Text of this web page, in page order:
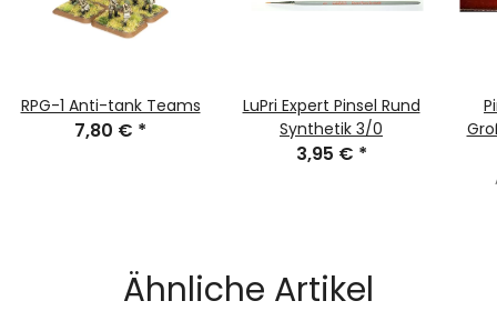
RPG-1 Anti-tank Teams
7,80 € *
LuPri Expert Pinsel Rund
Synthetik 3/0
3,95 € *
Ähnliche Artikel